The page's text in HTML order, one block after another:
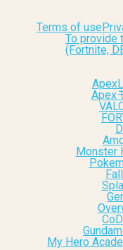
Terms of use
To provide
(Fortnite,
Apex
Monster
My Hero